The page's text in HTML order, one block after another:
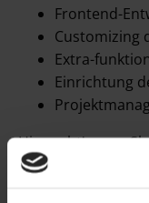
Frontend-
Customizing
Extra-
Einrichtung
Hier geht's zum